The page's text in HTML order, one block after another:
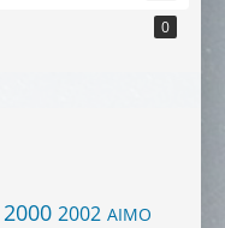
0
2000 2002 AIMO